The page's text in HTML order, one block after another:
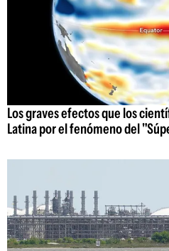
Los graves efectos que los
Latina por el fenómeno del